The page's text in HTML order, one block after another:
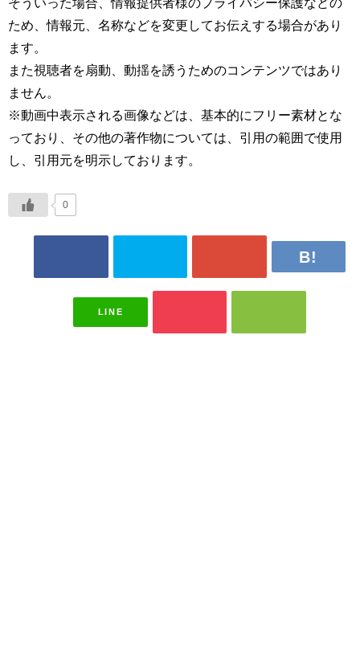
ため、情報元、名称などを変更してお伝えする場合があり
ます。
また視聴者を扇動、動揺を誘うためのコンテンツではあり
ません。
※動画中表示される画像などは、基本的にフリー素材とな
っており、その他の著作物については、引用の範囲で使用
し、引用元を明示しております。
0
LINE